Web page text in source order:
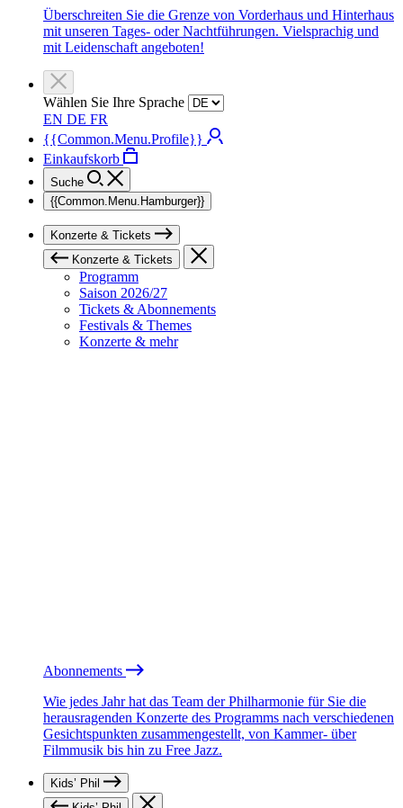
Überschreiten Sie die Grenze von Vorderhaus und Hinterhaus
mit unseren Tages- oder Nachtführungen. Vielsprachig und
mit Leidenschaft angeboten!
Wählen Sie Ihre Sprache
EN DE FR
{{Common.Menu.Profile}}
Einkaufskorb
Suche
{{Common.Menu.Hamburger}}
Konzerte & Tickets
Konzerte & Tickets
Programm
Saison 2026/27
Tickets & Abonnements
Festivals & Themes
Konzerte & mehr
Abonnements
Wie jedes Jahr hat das Team der Philharmonie für Sie die
herausragenden Konzerte des Programms nach verschiedenen
Gesichtspunkten zusammengestellt, von Kammer- über
Filmmusik bis hin zu Free Jazz.
Kids’ Phil